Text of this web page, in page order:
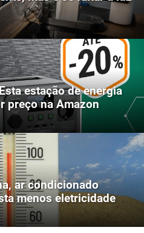
estação de energia
preço na Amazon
ar condicionado
menos eletricidade